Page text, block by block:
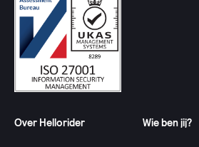
Over Hellorider Wie ben jij?